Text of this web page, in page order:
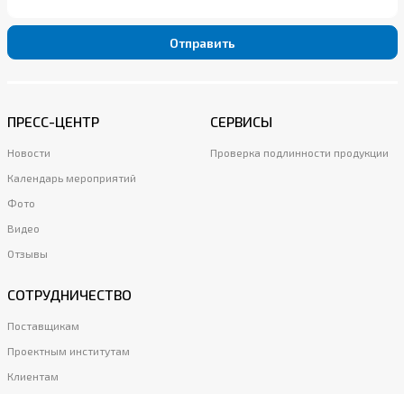
Отправить
ПРЕСС-ЦЕНТР
Новости
Календарь мероприятий
Фото
Видео
Отзывы
СЕРВИСЫ
Проверка подлинности продукции
СОТРУДНИЧЕСТВО
Поставщикам
Проектным институтам
Клиентам